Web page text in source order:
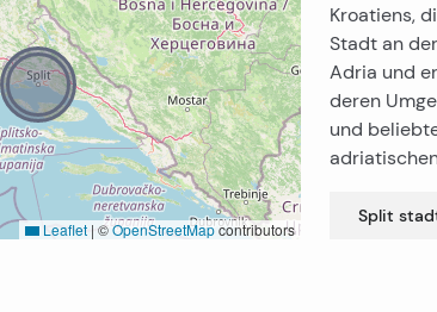
Leaflet | ©OpenStreetMapcontributors
Kroatiens,
Stadt an
Adria und
deren
und
Split